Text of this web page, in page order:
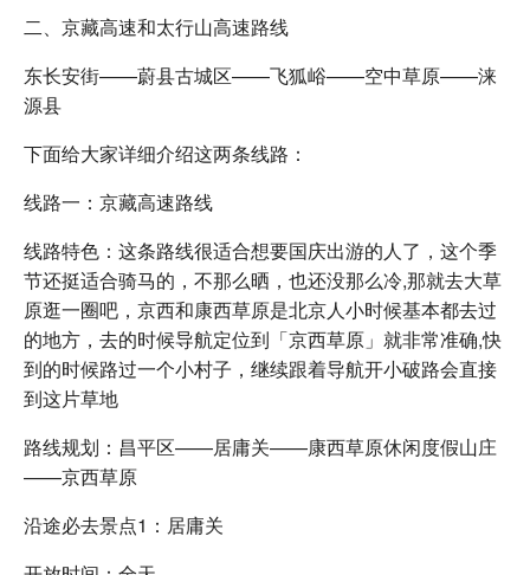
二、京藏高速和太行山高速路线
东长安街——蔚县古城区——飞狐峪——空中草原——涞
源县
下面给大家详细介绍这两条线路：
线路一：京藏高速路线
线路特色：这条路线很适合想要国庆出游的人了，这个季
节还挺适合骑马的，不那么晒，也还没那么冷,那就去大草
原逛一圈吧，京西和康西草原是北京人小时候基本都去过
的地方，去的时候导航定位到「京西草原」就非常准确,快
到的时候路过一个小村子，继续跟着导航开小破路会直接
到这片草地
路线规划：昌平区——居庸关——康西草原休闲度假山庄
——京西草原
沿途必去景点1：居庸关